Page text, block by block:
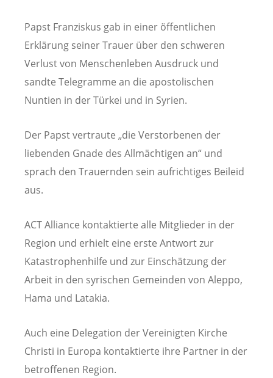
Papst Franziskus gab in einer öffentlichen
Erklärung seiner Trauer über den schweren
Verlust von Menschenleben Ausdruck und
sandte Telegramme an die apostolischen
Nuntien in der Türkei und in Syrien.
Der Papst vertraute „die Verstorbenen der
liebenden Gnade des Allmächtigen an“ und
sprach den Trauernden sein aufrichtiges Beileid
aus.
ACT Alliance kontaktierte alle Mitglieder in der
Region und erhielt eine erste Antwort zur
Katastrophenhilfe und zur Einschätzung der
Arbeit in den syrischen Gemeinden von Aleppo,
Hama und Latakia.
Auch eine Delegation der Vereinigten Kirche
Christi in Europa kontaktierte ihre Partner in der
betroffenen Region.